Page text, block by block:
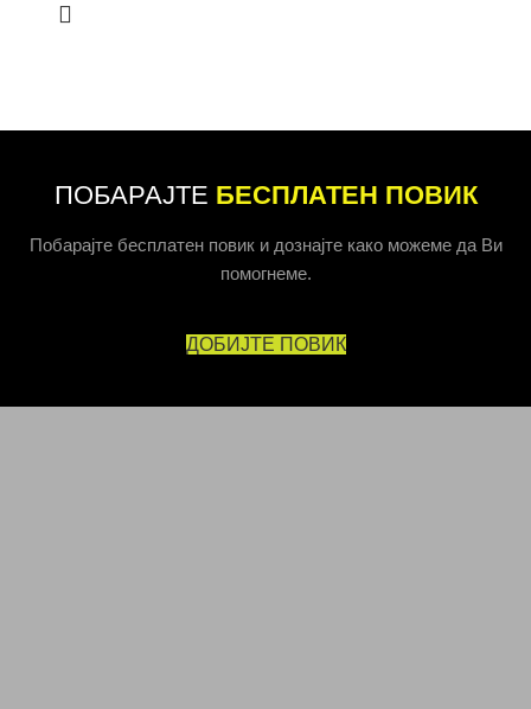
ПОБАРАЈТЕ БЕСПЛАТЕН ПОВИК
Побарајте бесплатен повик и дознајте како можеме да Ви
помогнеме.
ДОБИЈТЕ ПОВИК